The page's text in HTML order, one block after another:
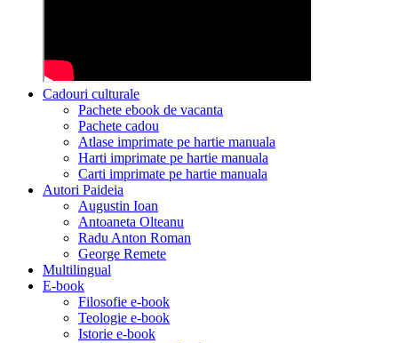
Cadouri culturale
Pachete ebook de vacanta
Pachete cadou
Atlase imprimate pe hartie manuala
Harti imprimate pe hartie manuala
Carti imprimate pe hartie manuala
Autori Paideia
Augustin Ioan
Antoaneta Olteanu
Radu Anton Roman
George Remete
Multilingual
E-book
Filosofie e-book
Teologie e-book
Istorie e-book